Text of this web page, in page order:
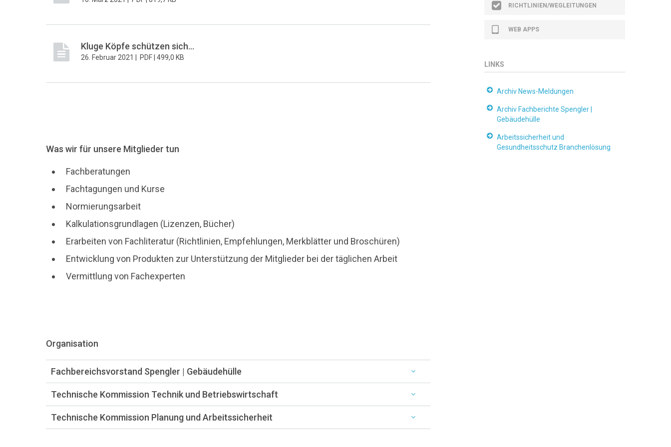
Kluge Köpfe schützen sich...
26. Februar 2021 | PDF | 499,0 KB
Was wir für unsere Mitglieder tun
Fachberatungen
Fachtagungen und Kurse
Normierungsarbeit
Kalkulationsgrundlagen (Lizenzen, Bücher)
Erarbeiten von Fachliteratur (Richtlinien, Empfehlungen, Merkblätter und Broschüren)
Entwicklung von Produkten zur Unterstützung der Mitglieder bei der täglichen Arbeit
Vermittlung von Fachexperten
Organisation
Fachbereichsvorstand Spengler | Gebäudehülle
Technische Kommission Technik und Betriebswirtschaft
Technische Kommission Planung und Arbeitssicherheit
RICHTLINIEN/WEGLEITUNGEN
WEB APPS
LINKS
Archiv News-Meldungen
Archiv Fachberichte Spengler |
Gebäudehülle
Arbeitssicherheit und
Gesundheitsschutz Branchenlösung